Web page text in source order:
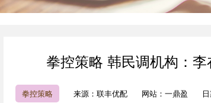
拳控策略 韩民调机构：
拳控策略 来源：联丰优配 网站：一鼎盈